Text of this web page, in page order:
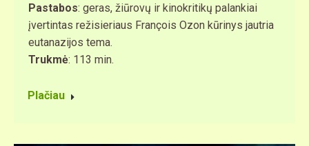
Pastabos: geras, žiūrovų ir kinokritikų palankiai
įvertintas režisieriaus François Ozon kūrinys jautria
eutanazijos tema.
Trukmė: 113 min.
Plačiau